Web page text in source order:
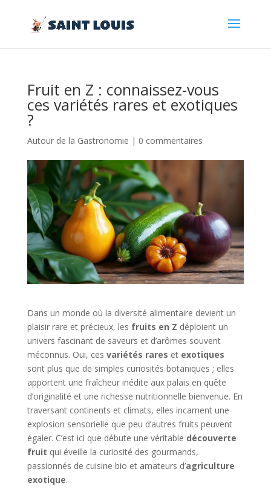
Fruit en Z : connaissez-vous
ces variétés rares et exotiques
?
Autour de la Gastronomie | 0 commentaires
Dans un monde où la diversité alimentaire devient un
plaisir rare et précieux, les fruits en Z déploient un
univers fascinant de saveurs et d’arômes souvent
méconnus. Oui, ces variétés rares et exotiques
sont plus que de simples curiosités botaniques ; elles
apportent une fraîcheur inédite aux palais en quête
d’originalité et une richesse nutritionnelle bienvenue. En
traversant continents et climats, elles incarnent une
explosion sensorielle que peu d’autres fruits peuvent
égaler. C’est ici que débute une véritable découverte
fruit qui éveille la curiosité des gourmands,
passionnés de cuisine bio et amateurs d’agriculture
exotique.